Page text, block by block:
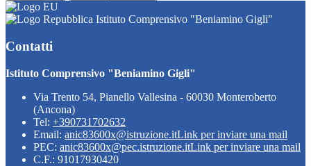
Istituto Comprensivo "Beniamino Gigli"
Contatti
Istituto Comprensivo "Beniamino Gigli"
Via Trento 54, Pianello Vallesina - 60030 Monteroberto
(Ancona)
Tel: +390731702632
Email: anic83600x@istruzione.itLink per inviare una mail
PEC: anic83600x@pec.istruzione.itLink per inviare una mail
C.F.: 91017930420